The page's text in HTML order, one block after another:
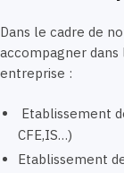
Dans le cadre de
accompagner
entreprise :
Etablissement
CFE,IS…)
Etablissement